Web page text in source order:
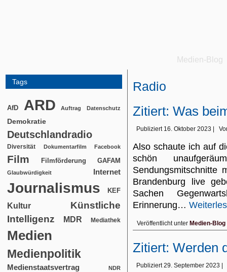
Medien-Blog
Tags
AfD ARD Auftrag Datenschutz
Demokratie
Deutschlandradio
Diversität Dokumentarfilm Facebook
Film Filmförderung GAFAM
Glaubwürdigkeit Internet
Journalismus KEF
Kultur
Künstliche
Intelligenz
MDR Mediathek
Medien
Medienpolitik
Medienstaatsvertrag NDR
Radio
Zitiert: Was
Publiziert 16. Oktober 2023
Also schaute ich auf
schön
Sendungsmitschnitte
Brandenburg live
Sachen
Erinnerung…
Veröffentlicht unter Medien-Blog
Zitiert: Werden
Publiziert 29. September 2023